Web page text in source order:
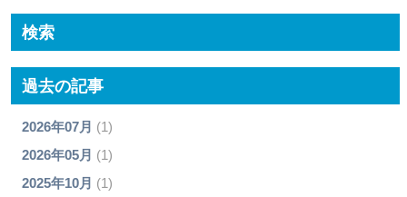
検索
過去の記事
2026年07月 (1)
2026年05月 (1)
2025年10月 (1)